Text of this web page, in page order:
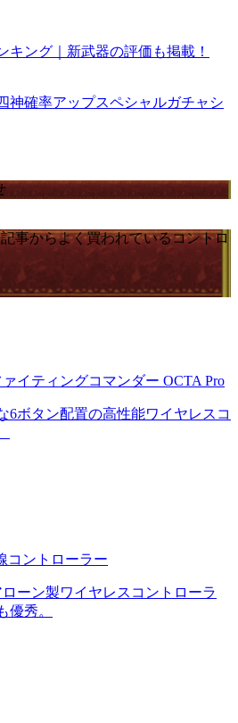
キング｜新武器の評価も掲載！
神確率アップスペシャルガチャシ
記事からよく買われているコントロ
イティングコマンダー OCTA Pro
6ボタン配置の高性能ワイヤレスコ
コントローラー
ーン製ワイヤレスコントローラ
優秀。